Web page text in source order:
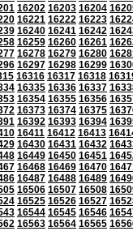
16202 16203 16204
16221 16222 16223
16240 16241 16242
16259 16260 16261
16278 16279 16280
16297 16298 16299
16316 16317 16318
16335 16336 16337
16354 16355 16356
16373 16374 16375
16392 16393 16394
16411 16412 16413
16430 16431 16432
16449 16450 16451
16468 16469 16470
16487 16488 16489
16506 16507 16508
16525 16526 16527
16544 16545 16546
16563 16564 16565